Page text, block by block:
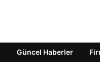
Güncel Haberler